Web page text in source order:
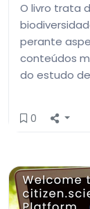
O livro trata
perante
conteúdos
do estudo
0